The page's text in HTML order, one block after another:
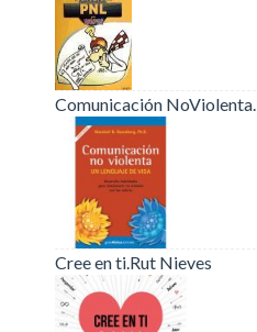
Comunicación NoViolenta.
Cree en ti.Rut Nieves